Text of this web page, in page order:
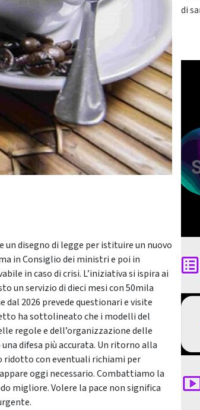
disegno di legge per istituire un nuovo
in Consiglio dei ministri e poi in
in caso di crisi. L’iniziativa si ispira ai
un servizio di dieci mesi con 50mila
2026 prevede questionari e visite
ha sottolineato che i modelli del
regole e dell’organizzazione delle
difesa più accurata. Un ritorno alla
ridotto con eventuali richiami per
oggi necessario. Combattiamo la
migliore. Volere la pace non significa
di